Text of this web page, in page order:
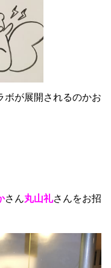
ボが展開されるのかお
さん丸山礼さんをお招